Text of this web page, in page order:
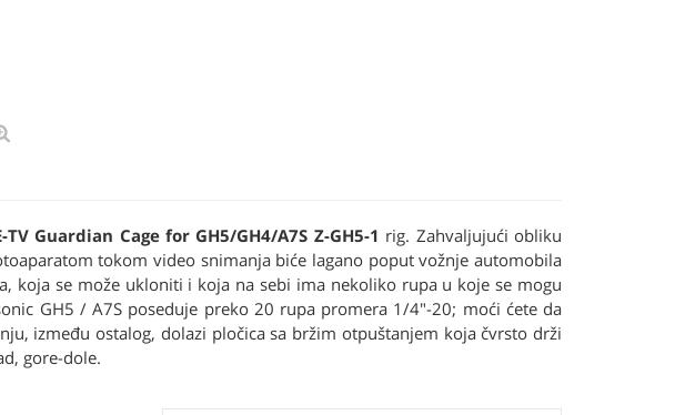
TV Guardian Cage for GH5/GH4/A7S Z-GH5-1 rig. Zahvaljujući obliku
tokom video snimanja biće lagano poput vožnje automobila
koja se može ukloniti i koja na sebi ima nekoliko rupa u koje se mogu
GH5 / A7S poseduje preko 20 rupa promera 1/4"-20; moći ćete da
između ostalog, dolazi pločica sa bržim otpuštanjem koja čvrsto drži
gore-dole.